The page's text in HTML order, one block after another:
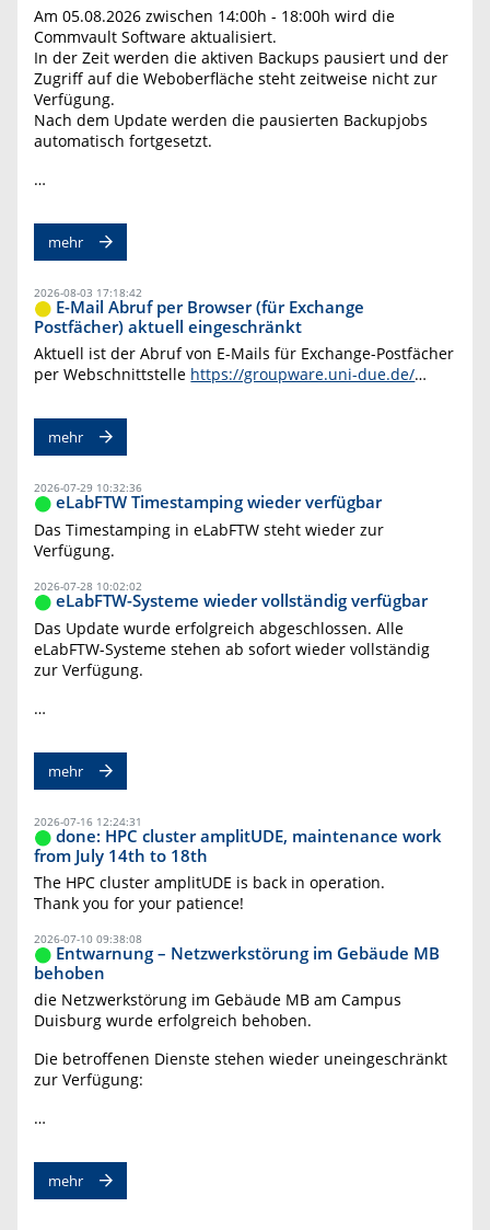
Am 05.08.2026 zwischen 14:00h - 18:00h wird die
Commvault Software aktualisiert.
In der Zeit werden die aktiven Backups pausiert und der
Zugriff auf die Weboberfläche steht zeitweise nicht zur
Verfügung.
Nach dem Update werden die pausierten Backupjobs
automatisch fortgesetzt.
…
mehr
2026-08-03 17:18:42
E-Mail Abruf per Browser (für Exchange
Postfächer) aktuell eingeschränkt
Aktuell ist der Abruf von E-Mails für Exchange-Postfächer
per Webschnittstelle https://groupware.uni-due.de/…
mehr
2026-07-29 10:32:36
eLabFTW Timestamping wieder verfügbar
Das Timestamping in eLabFTW steht wieder zur
Verfügung.
2026-07-28 10:02:02
eLabFTW-Systeme wieder vollständig verfügbar
Das Update wurde erfolgreich abgeschlossen. Alle
eLabFTW-Systeme stehen ab sofort wieder vollständig
zur Verfügung.
…
mehr
2026-07-16 12:24:31
done: HPC cluster amplitUDE, maintenance work
from July 14th to 18th
The HPC cluster amplitUDE is back in operation.
Thank you for your patience!
2026-07-10 09:38:08
Entwarnung – Netzwerkstörung im Gebäude MB
behoben
die Netzwerkstörung im Gebäude MB am Campus
Duisburg wurde erfolgreich behoben.
Die betroffenen Dienste stehen wieder uneingeschränkt
zur Verfügung:
…
mehr